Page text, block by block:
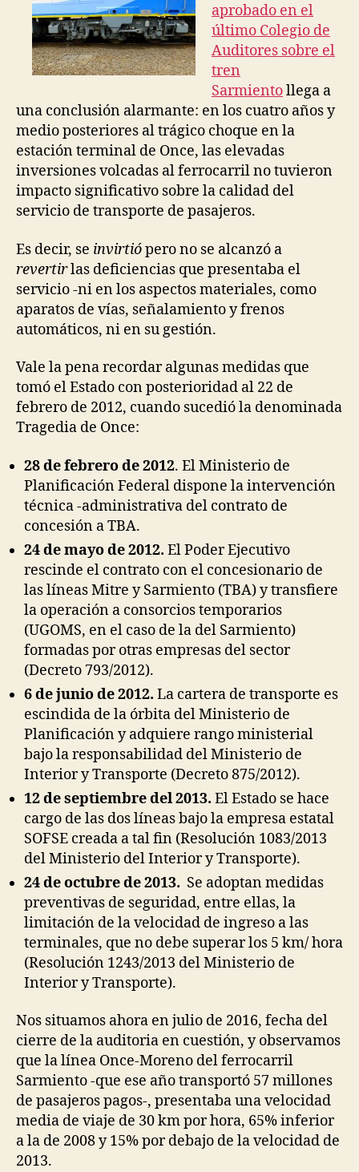
aprobado en el
último Colegio de
Auditores sobre el
tren
Sarmientollega a
una conclusión alarmante: en los cuatro años y
medio posteriores al trágico choque en la
estación terminal de Once, las elevadas
inversiones volcadas al ferrocarril no tuvieron
impacto significativo sobre la calidad del
servicio de transporte de pasajeros.
Es decir, se invirtiópero no se alcanzó a
revertirlas deficiencias que presentaba el
servicio -ni en los aspectos materiales, como
aparatos de vías, señalamiento y frenos
automáticos, ni en su gestión.
Vale la pena recordar algunas medidas que
tomó el Estado con posterioridad al 22 de
febrero de 2012, cuando sucedió la denominada
Tragedia de Once:
28 de febrero de 2012. El Ministerio de
Planificación Federal dispone la intervención
técnica -administrativa del contrato de
concesión a TBA.
24 de mayo de 2012. El Poder Ejecutivo
rescinde el contrato con el concesionario de
las líneas Mitre y Sarmiento (TBA) y transfiere
la operación a consorcios temporarios
(UGOMS, en el caso de la del Sarmiento)
formadas por otras empresas del sector
(Decreto 793/2012).
6 de junio de 2012. La cartera de transporte es
escindida de la órbita del Ministerio de
Planificación y adquiere rango ministerial
bajo la responsabilidad del Ministerio de
Interior y Transporte (Decreto 875/2012).
12 de septiembre del 2013. El Estado se hace
cargo de las dos líneas bajo la empresa estatal
SOFSE creada a tal fin (Resolución 1083/2013
del Ministerio del Interior y Transporte).
24 de octubre de 2013. Se adoptan medidas
preventivas de seguridad, entre ellas, la
limitación de la velocidad de ingreso a las
terminales, que no debe superar los 5 km/ hora
(Resolución 1243/2013 del Ministerio de
Interior y Transporte).
Nos situamos ahora en julio de 2016, fecha del
cierre de la auditoria en cuestión, y observamos
que la línea Once-Moreno del ferrocarril
Sarmiento -que ese año transportó 57 millones
de pasajeros pagos-, presentaba una velocidad
media de viaje de 30 km por hora, 65% inferior
a la de 2008 y 15% por debajo de la velocidad de
2013.